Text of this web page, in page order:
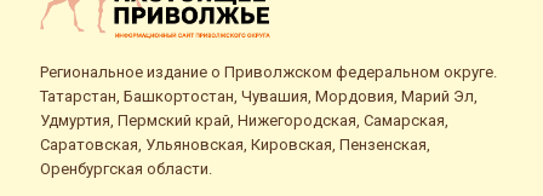
Региональное издание о Приволжском федеральном округе.
Татарстан, Башкортостан, Чувашия, Мордовия, Марий Эл,
Удмуртия, Пермский край, Нижегородская, Самарская,
Саратовская, Ульяновская, Кировская, Пензенская,
Оренбургская области.